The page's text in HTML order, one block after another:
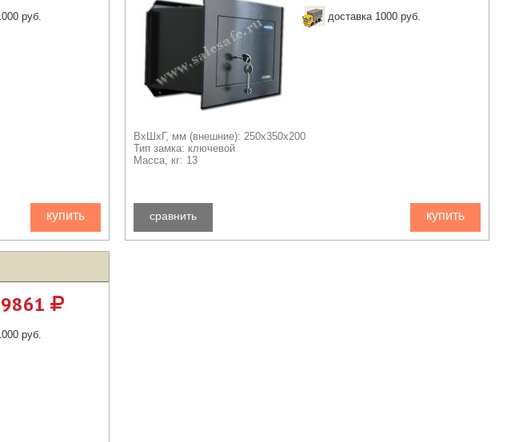
руб.
купить
доставка 1000 руб.
ВхШхГ, мм (внешние): 250x350x200
Тип замка: ключевой
Масса, кг: 13
купить
сравнить
руб.